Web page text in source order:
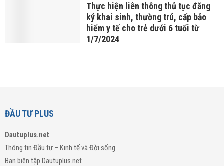
Thực hiện liên thông thủ tục đăng
ký khai sinh, thường trú, cấp bảo
hiểm y tế cho trẻ dưới 6 tuổi từ
1/7/2024
ĐẦU TƯ PLUS
Dautuplus.net
Thông tin Đầu tư – Kinh tế và Đời sống
Ban biên tập Dautuplus.net